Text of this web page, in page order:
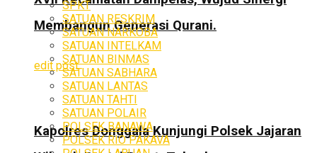
Membangun Generasi Qurani.
edit post
Kapolres Donggala Kunjungi Polsek Jajaran
SPKT
SATUAN RESKRIM
SATUAN NARKOBA
SATUAN INTELKAM
SATUAN BINMAS
SATUAN SABHARA
SATUAN LANTAS
SATUAN TAHTI
SATUAN POLAIR
POLSEK BANAWA
POLSEK RIO PAKAVA